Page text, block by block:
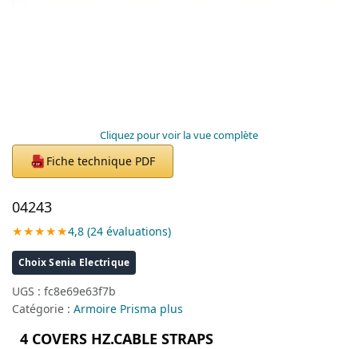
Cliquez pour voir la vue complète
PDF Fiche technique PDF
04243
★★★★★4,8 (24 évaluations)
Choix Senia Electrique
UGS : fc8e69e63f7b
Catégorie : Armoire Prisma plus
4 COVERS HZ.CABLE STRAPS